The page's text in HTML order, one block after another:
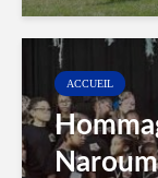
ACCUEIL